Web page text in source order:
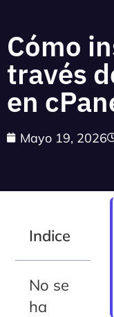
Cómo
través
en
Mayo 19, 2026
Indice
No se
ha